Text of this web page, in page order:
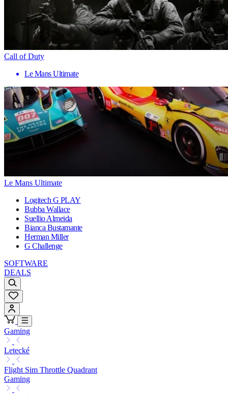
Call of Duty
Le Mans Ultimate
Le Mans Ultimate
Logitech G PLAY
Bubba Wallace
Suellio Almeida
Bianca Bustamante
Herman Miller
G Challenge
SOFTWARE
DEALS
Gaming
Letecké
Flight Sim Throttle Quadrant
Gaming